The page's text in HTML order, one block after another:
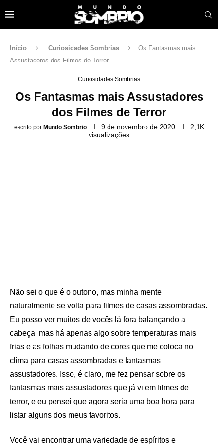
Início Curiosidades Sombrias
Os Fantasmas mais
Assustadores dos Filmes de Terror
Curiosidades Sombrias
Os Fantasmas mais Assustadores
dos Filmes de Terror
escrito por Mundo Sombrio 9 de novembro de 2020
2,1K
visualizações
Não sei o que é o outono, mas minha mente
naturalmente se volta para filmes de casas assombradas.
Eu posso ver muitos de vocês lá fora balançando a
cabeça, mas há apenas algo sobre temperaturas mais
frias e as folhas mudando de cores que me coloca no
clima para casas assombradas e fantasmas
assustadores. Isso, é claro, me fez pensar sobre os
fantasmas mais assustadores que já vi em filmes de
terror, e eu pensei que agora seria uma boa hora para
listar alguns dos meus favoritos.
Você vai encontrar uma variedade de espíritos e